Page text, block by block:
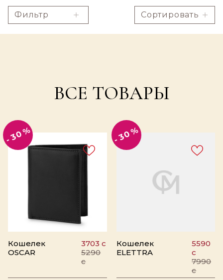
Фильтр Сортировать
ВСЕ ТОВАРЫ
- 30 %
Кошелек
OSCAR
3703 c
5290
c
- 30 %
Кошелек
ELETTRA
5590
c
7990
c